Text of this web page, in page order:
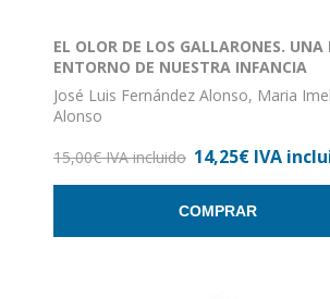
EL OLOR DE LOS GALLARONES.
ENTORNO DE NUESTRA INFANCIA
José Luis Fernández Alonso, Maria
Alonso
Formato: 17 x 24
15,00€ IVA incluido 14,25€ IVA
COMPRAR